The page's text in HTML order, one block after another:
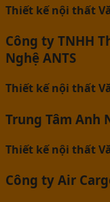
Thiết kế nội thất
Công ty TNHH
Nghệ ANTS
Thiết kế nội thất
Trung Tâm Anh
Thiết kế nội thất
Công ty Air